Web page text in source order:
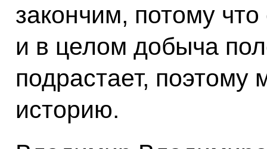
закончим, потому
и в целом добыча
подрастает,
историю.